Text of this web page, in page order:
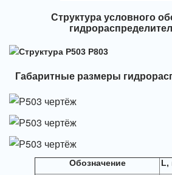
Структура условного
Габаритные размеры
Обозначение L,